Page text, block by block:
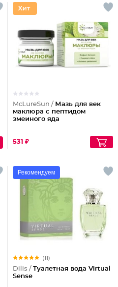
McLureSun / Мазь для век
маклюра с пептидом
змеиного яда
531 ₽
Рекомендуем
(11)
Dilis / Туалетная вода Virtual
Sense